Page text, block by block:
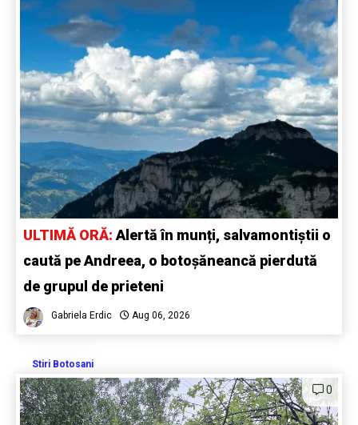
ULTIMĂ ORĂ: Alertă în munți, salvamontiștii o
caută pe Andreea, o botoșăneancă pierdută
de grupul de prieteni
Gabriela Erdic Aug 06, 2026
Stiri Botosani
0